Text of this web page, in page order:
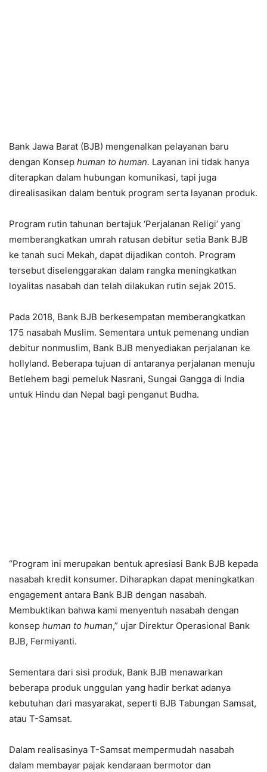
Bank Jawa Barat (BJB) mengenalkan pelayanan baru
dengan Konsep human to human. Layanan ini tidak hanya
diterapkan dalam hubungan komunikasi, tapi juga
direalisasikan dalam bentuk program serta layanan produk.
Program rutin tahunan bertajuk ‘Perjalanan Religi’ yang
memberangkatkan umrah ratusan debitur setia Bank BJB
ke tanah suci Mekah, dapat dijadikan contoh. Program
tersebut diselenggarakan dalam rangka meningkatkan
loyalitas nasabah dan telah dilakukan rutin sejak 2015.
Pada 2018, Bank BJB berkesempatan memberangkatkan
175 nasabah Muslim. Sementara untuk pemenang undian
debitur nonmuslim, Bank BJB menyediakan perjalanan ke
hollyland. Beberapa tujuan di antaranya perjalanan menuju
Betlehem bagi pemeluk Nasrani, Sungai Gangga di India
untuk Hindu dan Nepal bagi penganut Budha.
“Program ini merupakan bentuk apresiasi Bank BJB kepada
nasabah kredit konsumer. Diharapkan dapat meningkatkan
engagement antara Bank BJB dengan nasabah.
Membuktikan bahwa kami menyentuh nasabah dengan
konsep human to human,” ujar Direktur Operasional Bank
BJB, Fermiyanti.
Sementara dari sisi produk, Bank BJB menawarkan
beberapa produk unggulan yang hadir berkat adanya
kebutuhan dari masyarakat, seperti BJB Tabungan Samsat,
atau T-Samsat.
Dalam realisasinya T-Samsat mempermudah nasabah
dalam membayar pajak kendaraan bermotor dan